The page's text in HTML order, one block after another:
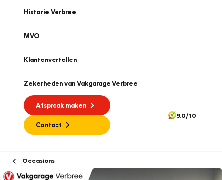
Historie Verbree
MVO
Klantenvertellen
Zekerheden van Vakgarage Verbree
Afspraak maken
Contact
9.0/10
Occasions